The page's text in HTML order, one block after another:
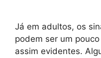
Já em adultos, os
podem ser um
assim evidentes.